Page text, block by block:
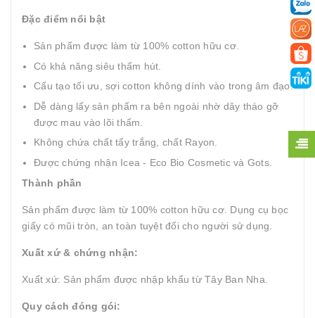
Đặc điểm nổi bật
Sản phẩm được làm từ 100% cotton hữu cơ.
Có khả năng siêu thấm hút.
Cấu tạo tối ưu, sợi cotton không dính vào trong âm đạo.
Dễ dàng lấy sản phẩm ra bên ngoài nhờ dây tháo gỡ
được mau vào lõi thấm.
Không chứa chất tẩy trắng, chất Rayon.
Được chứng nhận Icea - Eco Bio Cosmetic và Gots.
Thành phần
Sản phẩm được làm từ 100% cotton hữu cơ. Dụng cụ bọc
giấy có mũi tròn, an toàn tuyệt đối cho người sử dụng.
Xuất xứ & chứng nhận:
Xuất xứ: Sản phẩm được nhập khẩu từ Tây Ban Nha.
Quy cách đóng gói: